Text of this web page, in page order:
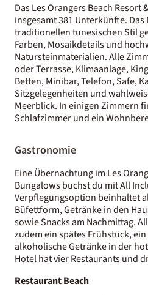
Das Les Orangers Beach
insgesamt 381 Unterkünfte.
traditionellen tunesischen Stil
Farben, Mosaikdetails und
Natursteinmaterialien. Alle
oder Terrasse, Klimaanlage,
Betten, Minibar, Telefon, Safe,
Sitzgelegenheiten und
Meerblick. In einigen Zimmern
Schlafzimmer und ein
Gastronomie
Eine Übernachtung im Les
Bungalows buchst du mit All
Verpflegungsoption beinhaltet
Büfettform, Getränke in den
sowie Snacks am Nachmittag.
zudem ein spätes Frühstück,
alkoholische Getränke in der
Hotel hat vier Restaurants und
Restaurant Beach